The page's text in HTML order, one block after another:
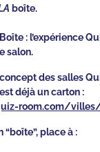
boîte.
: l’expérience
salon.
des salles
déjà un carton :
room.com/
“boîte”, place à :